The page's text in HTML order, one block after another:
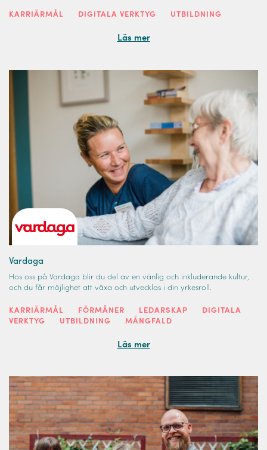
KARRIÄRMÅL DIGITALA VERKTYG UTBILDNING
Läs mer
Vardaga
Hos oss på Vardaga blir du del av en vänlig och inkluderande kultur,
och du får möjlighet att växa och utvecklas i din yrkesroll.
KARRIÄRMÅL FÖRMÅNER LEDARSKAP
DIGITALA
VERKTYG
UTBILDNING MÅNGFALD
Läs mer